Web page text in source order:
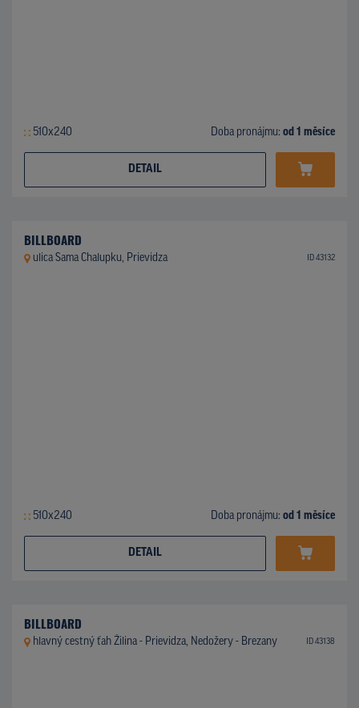
510x240 Doba pronájmu: od 1 měsíce
DETAIL
BILLBOARD
ulica Sama Chalupku, Prievidza ID 43132
510x240 Doba pronájmu: od 1 měsíce
DETAIL
BILLBOARD
hlavný cestný ťah Žilina - Prievidza, Nedožery - Brezany ID 43138